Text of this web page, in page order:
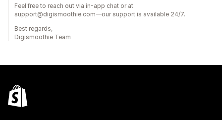
Feel free to reach out via in-app chat or at
support@digismoothie.com—our support is available 24/7.
Best regards,
Digismoothie Team